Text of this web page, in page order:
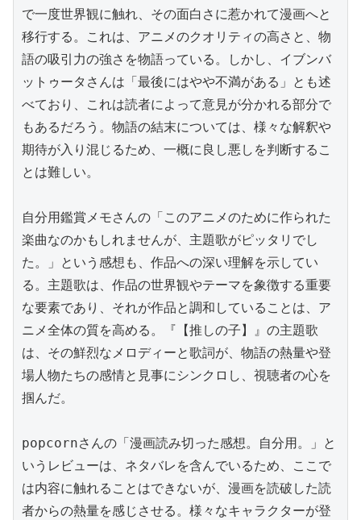
で一度世界観に触れ、その面白さに惹かれて漫画へと
移行する。これは、アニメのクオリティの高さと、物
語の吸引力の強さを物語っている。しかし、イブンバ
ットゥータさんは「最後にはやや不満がある」とも述
べており、これは読者によって意見が分かれる部分で
もあるだろう。物語の結末については、様々な解釈や
期待が入り混じるため、一概に良し悪しを判断するこ
とは難しい。
自分用鑑賞メモさんの「このアニメのために作られた
楽曲なのかもしれませんが、主題歌がピッタリでし
た。」という感想も、作品への深い理解を示してい
る。主題歌は、作品の世界観やテーマを象徴する重要
な要素であり、それが作品と調和していることは、ア
ニメ全体の質を高める。『【推しの子】』の主題歌
は、その鮮烈なメロディーと歌詞が、物語の熱量や登
場人物たちの感情と見事にシンクロし、視聴者の心を
掴んだ。
popcornさんの「漫画読み切った感想。自分用。」と
いうレビューは、ネタバレを含んでいるため、ここで
は内容に触れることはできないが、漫画を読破した読
者からの熱量を感じさせる。様々なキャラクターが登